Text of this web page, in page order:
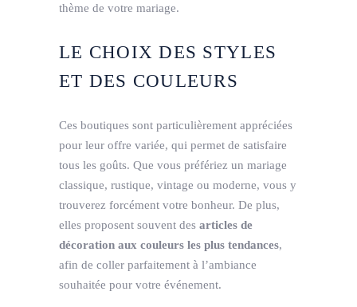
thème de votre mariage.
LE CHOIX DES STYLES
ET DES COULEURS
Ces boutiques sont particulièrement appréciées
pour leur offre variée, qui permet de satisfaire
tous les goûts. Que vous préfériez un mariage
classique, rustique, vintage ou moderne, vous y
trouverez forcément votre bonheur. De plus,
elles proposent souvent des articles de
décoration aux couleurs les plus tendances,
afin de coller parfaitement à l’ambiance
souhaitée pour votre événement.